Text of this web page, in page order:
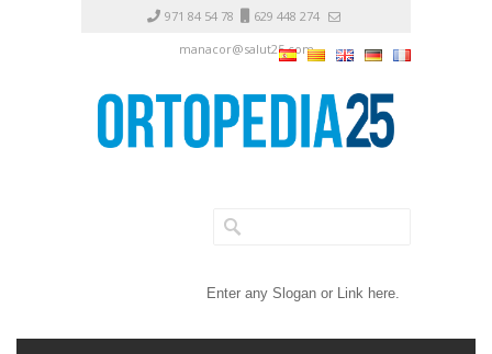
971 84 54 78
629 448 274
manacor@salut25.com
Enter any Slogan or Link here.